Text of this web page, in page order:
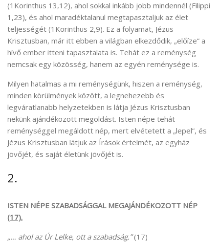
(1Korinthus 13,12), ahol sokkal inkább jobb mindennél (Filippi
1,23), és ahol maradéktalanul megtapasztaljuk az élet
teljességét (1Korinthus 2,9). Ez a folyamat, Jézus
Krisztusban, már itt ebben a világban elkezdődik, „előíze” a
hívő ember itteni tapasztalata is. Tehát ez a reménység
nemcsak egy közösség, hanem az egyén reménysége is.
Milyen hatalmas a mi reménységünk, hiszen a reménység,
minden körülmények között, a legnehezebb és
legváratlanabb helyzetekben is látja Jézus Krisztusban
nekünk ajándékozott megoldást. Isten népe tehát
reménységgel megáldott nép, mert elvétetett a „lepel”, és
Jézus Krisztusban látjuk az Írások értelmét, az egyház
jövőjét, és saját életünk jövőjét is.
2.
ISTEN NÉPE SZABADSÁGGAL MEGAJÁNDÉKOZOTT NÉP
(17).
„… ahol az Úr Lelke, ott a szabadság.”(17)